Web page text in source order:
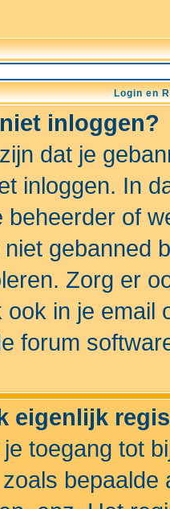
Login en
inloggen?
dat je
inloggen. In
beheerder of
gebanned
Zorg er
in je email
forum
eigenlijk
toegang tot